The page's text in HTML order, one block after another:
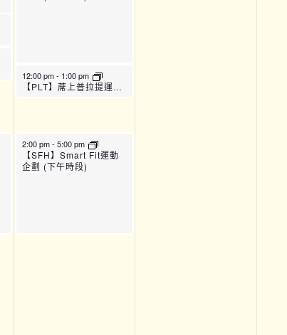
12:00 pm- 1:00 pm
【PLT】蓆上普拉提運動班 (B班)
2:00 pm- 5:00 pm
【SFH】Smart Fit運動
企劃 (下午時段)